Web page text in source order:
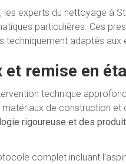
experts du nettoyage à
particulières. Ces
adaptés aux
et remise en
technique
de construction
rigoureuse et des
complet incluant